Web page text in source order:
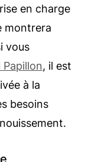
en charge
montrera
vous
Papillon, il est
à la
besoins